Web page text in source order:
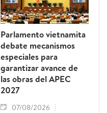
Parlamento vietnamita
debate mecanismos
especiales para
garantizar avance de
las obras del APEC
2027
07/08/2026